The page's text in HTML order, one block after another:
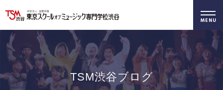
学科・専攻 資料請求 オープンキャンパス
TSM渋谷ブログ